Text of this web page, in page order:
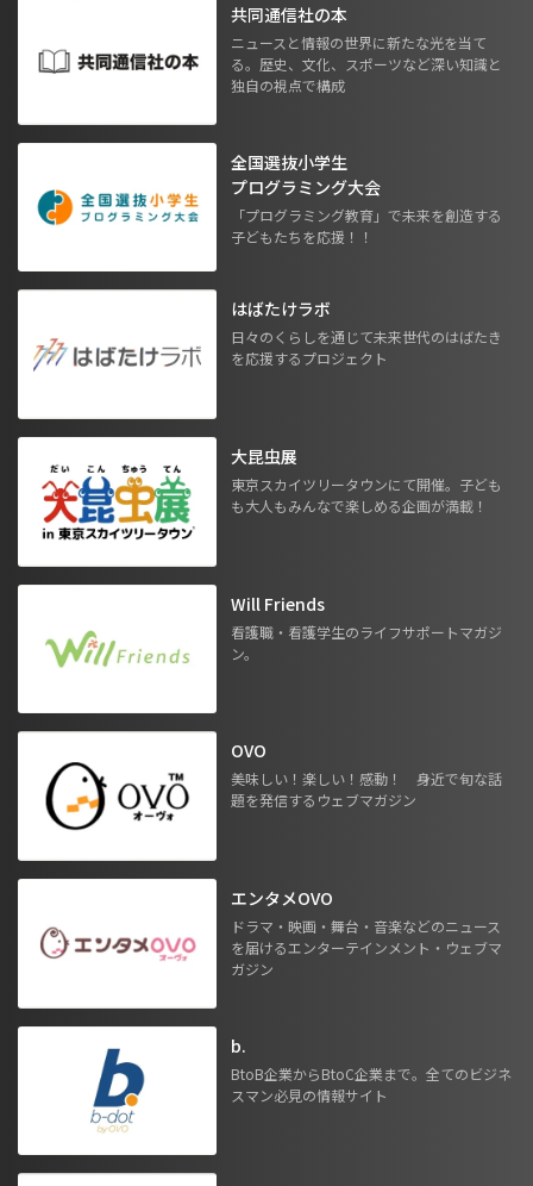
共同通信社の本
ニュースと情報の世界に新たな光を当て
る。歴史、文化、スポーツなど深い知識と
独自の視点で構成
全国選抜小学生
プログラミング大会
「プログラミング教育」で未来を創造する
子どもたちを応援！！
はばたけラボ
日々のくらしを通じて未来世代のはばたき
を応援するプロジェクト
大昆虫展
東京スカイツリータウンにて開催。子ども
も大人もみんなで楽しめる企画が満載！
Will Friends
看護職・看護学生のライフサポートマガジ
ン。
OVO
美味しい！楽しい！感動！ 身近で旬な話
題を発信するウェブマガジン
エンタメOVO
ドラマ・映画・舞台・音楽などのニュース
を届けるエンターテインメント・ウェブマ
ガジン
b.
BtoB企業からBtoC企業まで。全てのビジネ
スマン必見の情報サイト